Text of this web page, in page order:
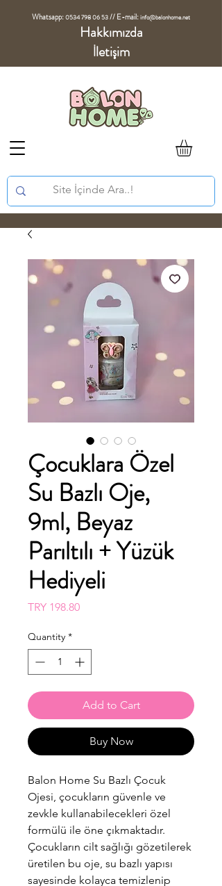
Whatsapp:0534 798 06 53//E-mail:info@balonhome.net
Hakkımızda
İletişim
Çocuklara Özel
Su Bazlı Oje,
9ml, Beyaz
Parıltılı + Yüzük
Hediyeli
TRY 198.80Price
Quantity *
Add to Cart
Buy Now
Balon Home Su Bazlı Çocuk
Ojesi, çocukların güvenle ve
zevkle kullanabilecekleri özel
formülü ile öne çıkmaktadır.
Çocukların cilt sağlığı gözetilerek
üretilen bu oje, su bazlı yapısı
sayesinde kolayca temizlenip